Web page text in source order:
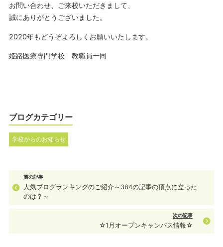
お問い合わせ、ご来校いただきまして、
誠にありがとうございました。
2020年もどうぞよろしくお願いいたします。
姫路医療専門学校 教職員一同
ブログカテゴリー
学校からのお知らせ
前の記事
人気ブログランキングのご紹介～384の記事の頂点に立った
のは？～
次の記事
☆1月オープンキャンパス情報☆